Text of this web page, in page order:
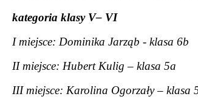
kategoria klasy V– VI
I miejsce: Dominika Jarząb - klasa 6b
II miejsce: Hubert Kulig – klasa 5a
III miejsce: Karolina Ogorzały – klasa